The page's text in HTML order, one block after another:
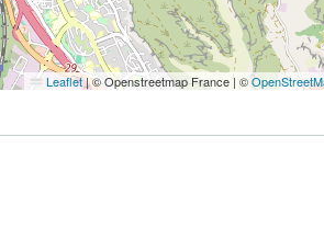
Leaflet|© Openstreetmap France | ©